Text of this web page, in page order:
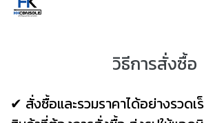
วิธีการสั่งซื้อ
✔ สั่งซื้อและรวมราคาได้อย่างรวดเ